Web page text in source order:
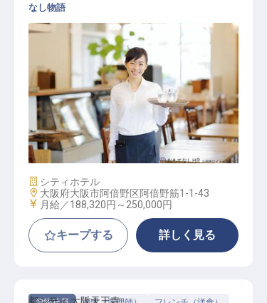
ロビーラウンジ サービススタッフ
なし物語
施設業態
シティホテル
勤務地
大阪府大阪市阿倍野区阿倍野筋1-1-43
給与
月給／188,320円～ 250,000円
キープする 詳しく見る